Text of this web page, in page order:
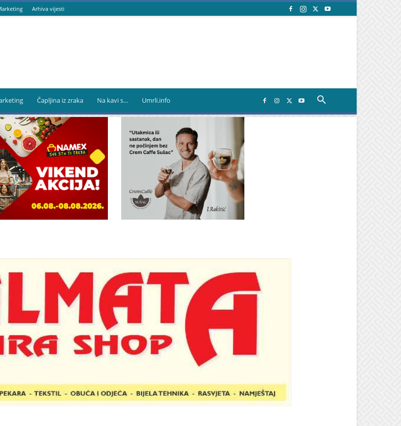
Arhiva vijesti
Čapljina iz zraka Na kavi s… Umrli.info